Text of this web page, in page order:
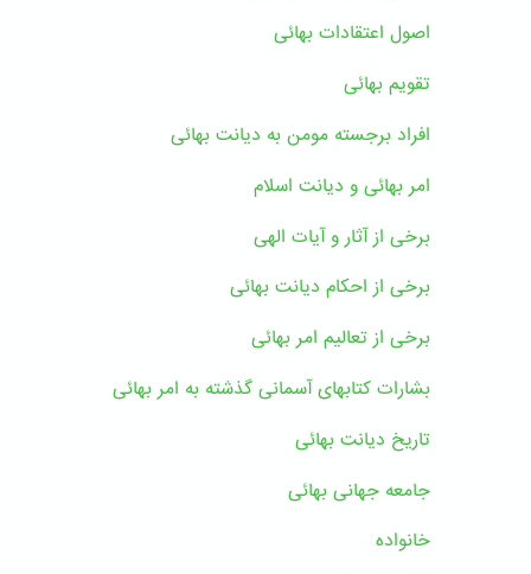
اصول اعتقادات بهائی
تقویم بهائی
افراد برجسته مومن به دیانت بهائی
امر بهائی و دیانت اسلام
برخی از آثار و آیات الهی
برخی از احکام دیانت بهائی
برخی از تعالیم امر بهائی
بشارات کتابهای آسمانی گذشته به امر بهائی
تاریخ دیانت بهائی
جامعه جهانی بهائی
خانواده